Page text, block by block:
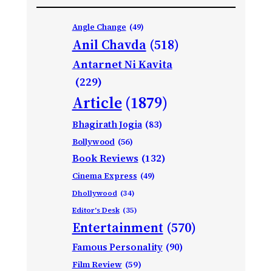
Angle Change (49)
Anil Chavda (518)
Antarnet Ni Kavita
(229)
Article (1879)
Bhagirath Jogia (83)
Bollywood (56)
Book Reviews (132)
Cinema Express (49)
Dhollywood (34)
Editor's Desk (35)
Entertainment (570)
Famous Personality (90)
Film Review (59)